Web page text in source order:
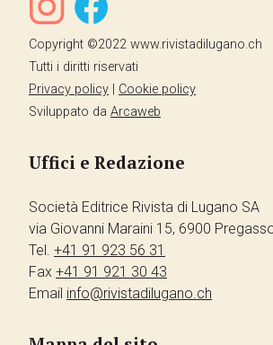
Copyright ©2022 www.rivistadilugano.ch
Tutti i diritti riservati
Privacy policy
Cookie policy
Sviluppato da Arcaweb
Uffici e Redazione
Società Editrice Rivista di Lugano SA
via Giovanni Maraini 15, 6900
Tel. +41 91 923 56 31
Fax +41 91 921 30 43
Email info@rivistadilugano.ch